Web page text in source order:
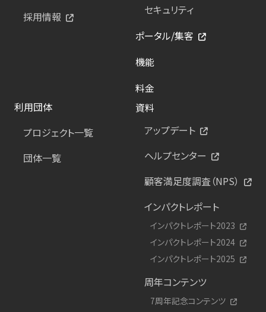
採用情報
セキュリティ
ポータル/集客
機能
料金
利用団体
プロジェクト一覧
団体一覧
資料
アップデート
ヘルプセンター
顧客満足度調査（NPS）
インパクトレポート
インパクトレポート2023
インパクトレポート2024
インパクトレポート2025
周年コンテンツ
7周年記念コンテンツ